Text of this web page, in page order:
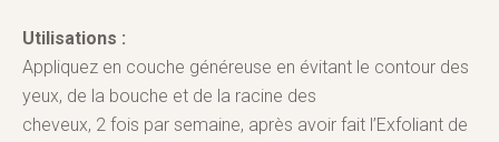
Utilisations :
Appliquez en couche généreuse en évitant le contour des
yeux, de la bouche et de la racine des
cheveux, 2 fois par semaine, après avoir fait l’Exfoliant de